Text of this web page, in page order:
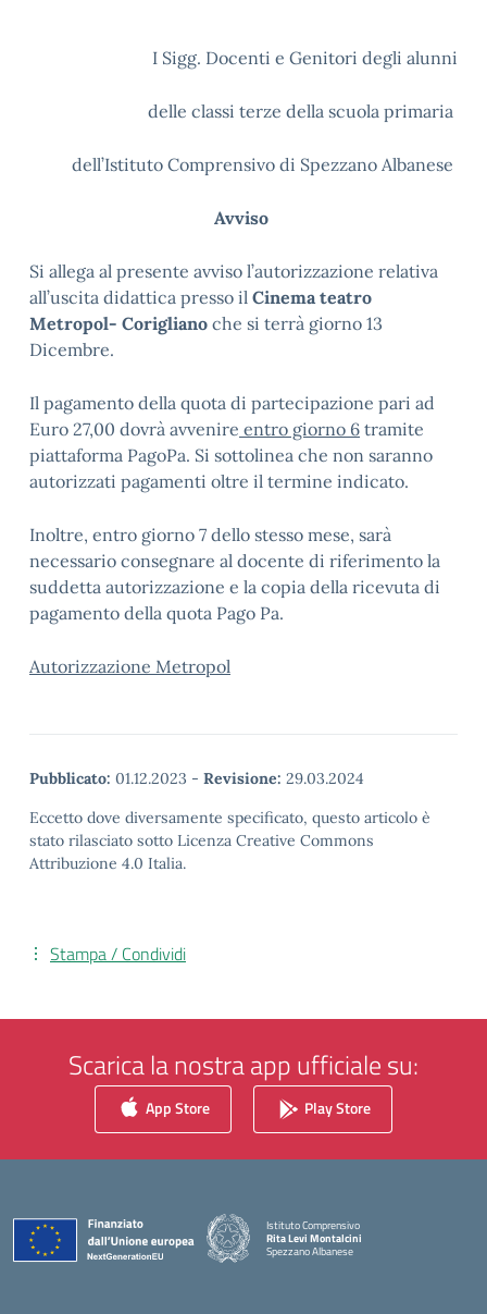
I Sigg. Docenti e Genitori degli alunni
delle classi terze della scuola primaria
dell’Istituto Comprensivo di Spezzano Albanese
Avviso
Si allega al presente avviso l’autorizzazione relativa
all’uscita didattica presso il Cinema teatro
Metropol- Corigliano che si terrà giorno 13
Dicembre.
Il pagamento della quota di partecipazione pari ad
Euro 27,00 dovrà avvenire entro giorno 6 tramite
piattaforma PagoPa. Si sottolinea che non saranno
autorizzati pagamenti oltre il termine indicato.
Inoltre, entro giorno 7 dello stesso mese, sarà
necessario consegnare al docente di riferimento la
suddetta autorizzazione e la copia della ricevuta di
pagamento della quota Pago Pa.
Autorizzazione Metropol
Pubblicato: 01.12.2023 - Revisione: 29.03.2024
Eccetto dove diversamente specificato, questo articolo è
stato rilasciato sotto Licenza Creative Commons
Attribuzione 4.0 Italia.
Stampa / Condividi
Scarica la nostra app ufficiale su:
App Store Play Store
Istituto Comprensivo
Rita Levi Montalcini
Spezzano Albanese
— Visita la pagina iniziale della scuola